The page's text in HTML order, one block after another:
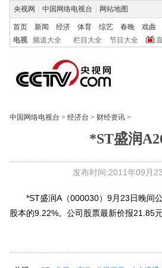
央视网 中国网络电视台 网站地图
首页 新闻 经济 体育 综艺 春晚
戏曲
电视
频道大全 栏目大全 节目大全
中国网络电视台 > 经济台 > 财经资讯 >
*ST盛润
发布时间:2011年09月
*ST盛润A（000030）9月23日晚间公
股本的9.22%。公司股票最新价报21.85